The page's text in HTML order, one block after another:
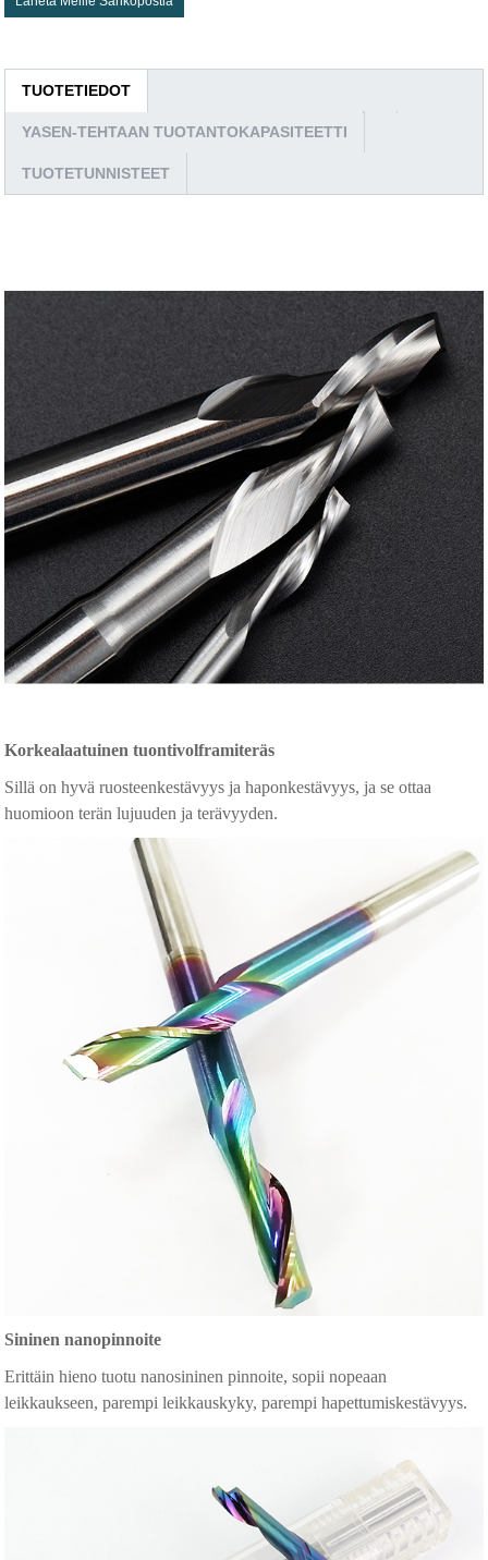
TUOTETIEDOT
YASEN-TEHTAAN TUOTANTOKAPASITEETTI
TUOTETUNNISTEET
Korkealaatuinen tuontivolframiteräs
Sillä on hyvä ruosteenkestävyys ja haponkestävyys, ja se ottaa
huomioon terän lujuuden ja terävyyden.
Sininen nanopinnoite
Erittäin hieno tuotu nanosininen pinnoite, sopii nopeaan
leikkaukseen, parempi leikkauskyky, parempi hapettumiskestävyys.